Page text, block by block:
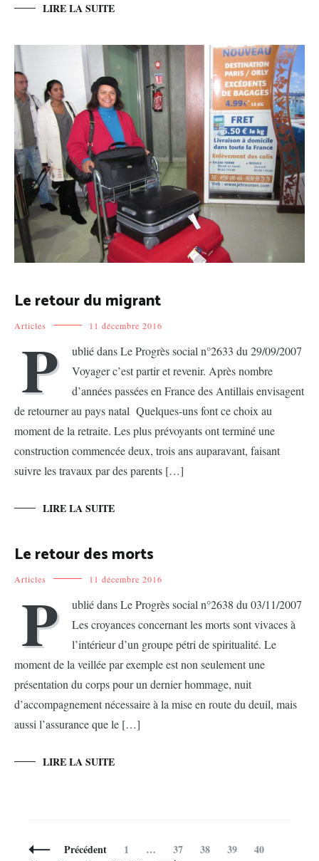
LIRE LA SUITE
Le retour du migrant
Articles 11 décembre 2016
P
ublié dans Le Progrès social n°2633 du 29/09/2007
Voyager c’est partir et revenir. Après nombre
d’années passées en France des Antillais envisagent
de retourner au pays natal Quelques-uns font ce choix au
moment de la retraite. Les plus prévoyants ont terminé une
construction commencée deux, trois ans auparavant, faisant
suivre les travaux par des parents […]
LIRE LA SUITE
Le retour des morts
Articles 11 décembre 2016
P
ublié dans Le Progrès social n°2638 du 03/11/2007
Les croyances concernant les morts sont vivaces à
l’intérieur d’un groupe pétri de spiritualité. Le
moment de la veillée par exemple est non seulement une
présentation du corps pour un dernier hommage, nuit
d’accompagnement nécessaire à la mise en route du deuil, mais
aussi l’assurance que le […]
LIRE LA SUITE
NavigationPrécédent Page
1 … Page
37 Page
38 Page
39 Page
40